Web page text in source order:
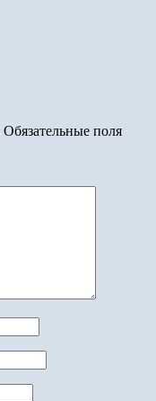
Обязательные поля